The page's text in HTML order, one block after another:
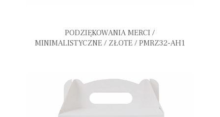
PODZIĘKOWANIA MERCI /
MINIMALISTYCZNE / ZŁOTE / PMRZ32-AH1